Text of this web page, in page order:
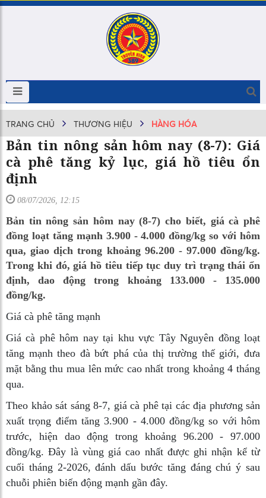
TRANG CHỦ THƯƠNG HIỆU HÀNG HÓA
Bản tin nông sản hôm nay (8-7): Giá
cà phê tăng kỷ lục, giá hồ tiêu ổn
định
08/07/2026, 12:15
Bản tin nông sản hôm nay (8-7) cho biết, giá cà phê
đồng loạt tăng mạnh 3.900 - 4.000 đồng/kg so với hôm
qua, giao dịch trong khoảng 96.200 - 97.000 đồng/kg.
Trong khi đó, giá hồ tiêu tiếp tục duy trì trạng thái ổn
định, dao động trong khoảng 133.000 - 135.000
đồng/kg.
Giá cà phê tăng mạnh
Giá cà phê hôm nay tại khu vực Tây Nguyên đồng loạt
tăng mạnh theo đà bứt phá của thị trường thế giới, đưa
mặt bằng thu mua lên mức cao nhất trong khoảng 4 tháng
qua.
Theo khảo sát sáng 8-7, giá cà phê tại các địa phương sản
xuất trọng điểm tăng 3.900 - 4.000 đồng/kg so với hôm
trước, hiện dao động trong khoảng 96.200 - 97.000
đồng/kg. Đây là vùng giá cao nhất được ghi nhận kể từ
cuối tháng 2-2026, đánh dấu bước tăng đáng chú ý sau
chuỗi phiên biến động mạnh gần đây.